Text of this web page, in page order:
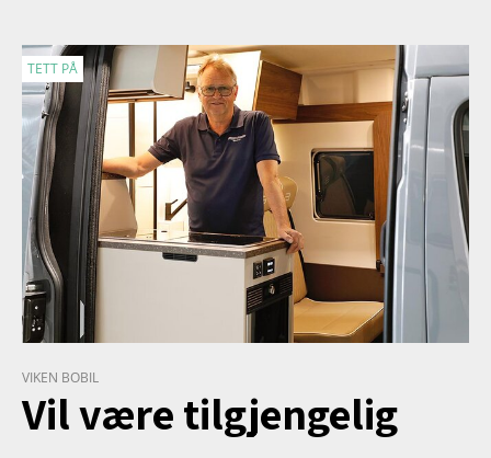
TETT PÅ
VIKEN BOBIL
Vil være tilgjengelig